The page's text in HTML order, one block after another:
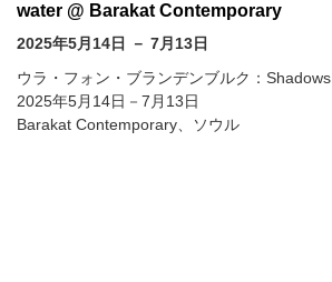
water @ Barakat Contemporary
2025年5月14日 － 7月13日
ウラ・フォン・ブランデンブルク：
2025年5月14日－7月13日
Barakat Contemporary、ソウル